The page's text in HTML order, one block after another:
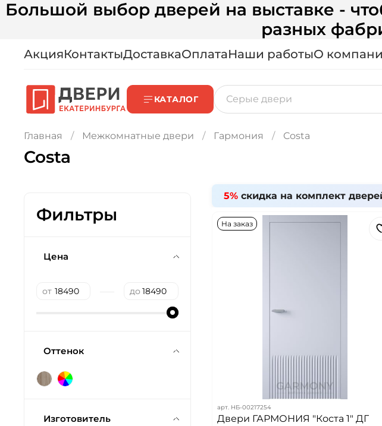
Большой выбор дверей на выставке -
разных
АкцияКонтактыДоставкаОплатаНаши работыО
КАТАЛОГ
Главная Межкомнатные двери Гармония Costa
Costa
5% скидка на комплект
На заказ
арт. НБ-00217254
Двери ГАРМОНИЯ "Коста 1" ДГ
Фильтры
Цена
от до
Оттенок
Изготовитель